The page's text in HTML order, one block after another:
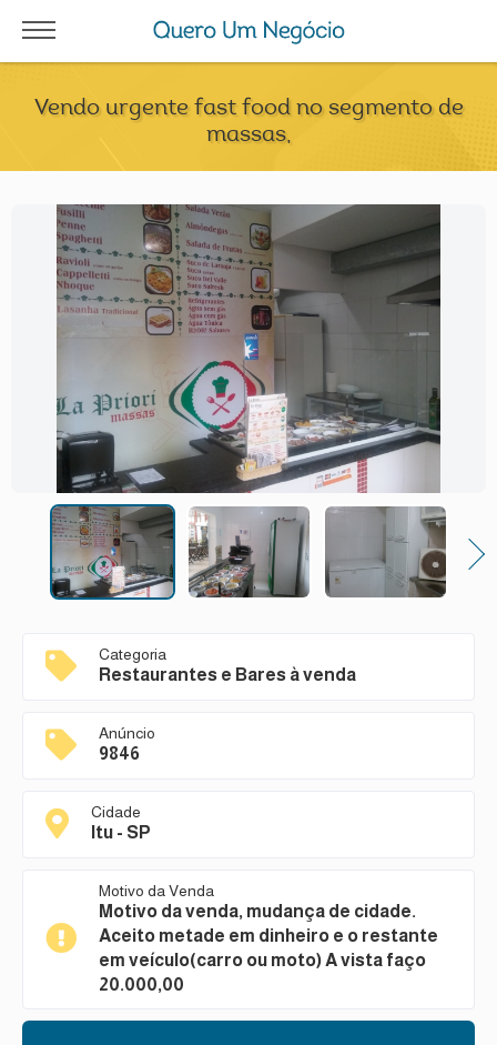
Vendo urgente fast food no segmento de
massas,
Next
Categoria
Restaurantes e Bares à venda
Anúncio
9846
Cidade
Itu - SP
Motivo da Venda
Motivo da venda, mudança de cidade.
Aceito metade em dinheiro e o restante
em veículo(carro ou moto) A vista faço
20.000,00